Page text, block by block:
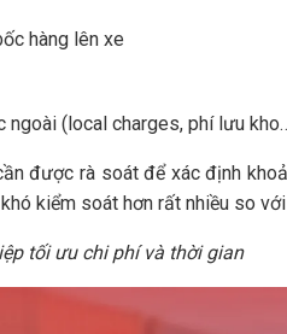
hàng lên xe
(local charges, phí lưu
được rà soát để xác định
kiểm soát hơn rất nhiều so
tối ưu chi phí và thời gian